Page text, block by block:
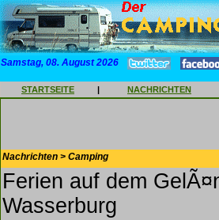
Samstag, 08. August 2026
STARTSEITE | NACHRICHTEN
Nachrichten > Camping
Ferien auf dem
Wasserburg